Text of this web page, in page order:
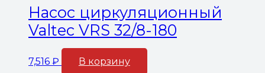
Насос циркуляционный
Valtec VRS 32/8-180
7,516 ₽ В корзину